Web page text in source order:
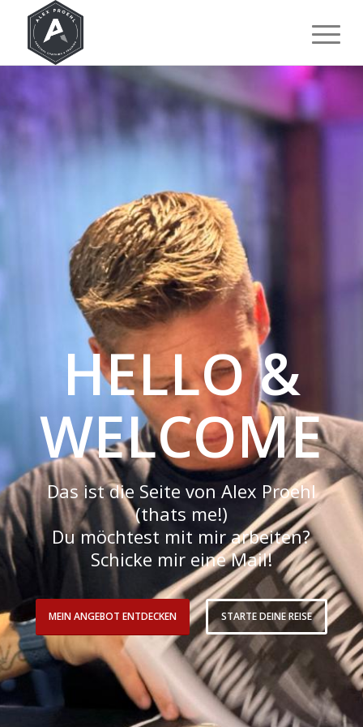
HELLO &
WELCOME
Das ist die Seite von Alex Proehl
(thats me!)
Du möchtest mit mir arbeiten?
Schicke mir eine Mail!
MEIN ANGEBOT ENTDECKEN STARTE DEINE REISE